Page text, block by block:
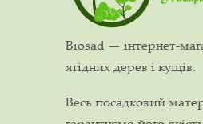
Biosad — інтернет-
ягідних дерев і кущів.
Весь посадковий